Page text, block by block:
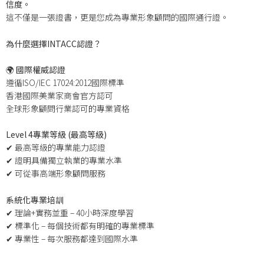
信度。
這不僅是一張證書，更是您成為專業形象顧問的國際通行證。
為什麼選擇INTACC認證？
🌍 國際權威認證
遵循ISO/IEC 17024:2012國際標準
香港國際美業家商會官方認可
全球形象顧問行業認可的專業資格
Level 4專業等級 (最高等級)
✔ 最高等級的專業能力認證
✔ 證明具備獨立執業的專業水準
✔ 可從事高端形象顧問服務
系統化專業培訓
✔ 理論+實務並重 – 40小時深度學習
✔ 標準化 – 每個技術都有明確的專業標準
✔ 專業性 – 每次服務都達到國際水準